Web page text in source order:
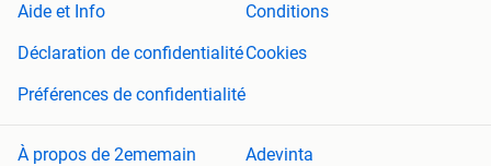
Aide et Info
Conditions
Déclaration de confidentialitéCookies
Préférences de confidentialité
À propos de 2ememain Adevinta